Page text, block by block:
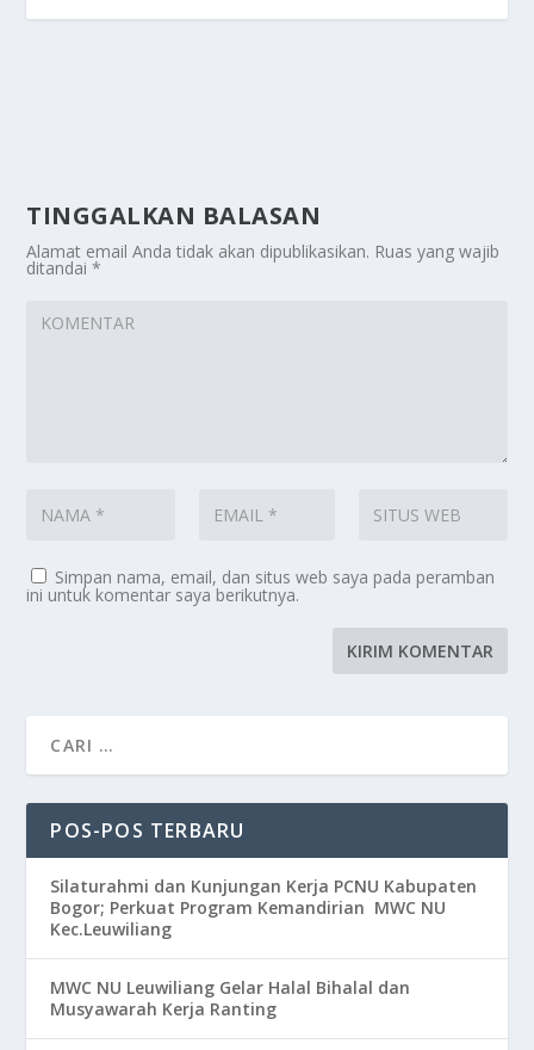
TINGGALKAN BALASAN
Alamat email Anda tidak akan dipublikasikan. Ruas yang wajib
ditandai*
Simpan nama, email, dan situs web saya pada peramban
ini untuk komentar saya berikutnya.
POS-POS TERBARU
Silaturahmi dan Kunjungan Kerja PCNU Kabupaten
Bogor; Perkuat Program Kemandirian MWC NU
Kec.Leuwiliang
MWC NU Leuwiliang Gelar Halal Bihalal dan
Musyawarah Kerja Ranting